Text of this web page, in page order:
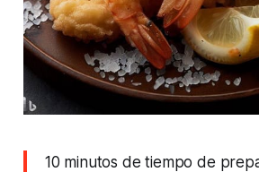
10 minutos de tiempo de